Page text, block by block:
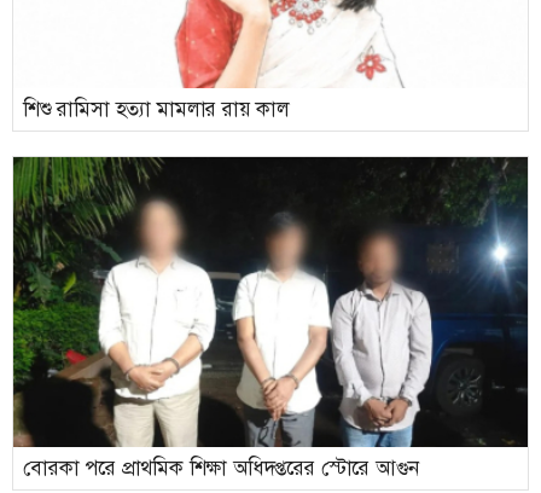
শিশু রামিসা হত্যা মামলার রায় কাল
বোরকা পরে প্রাথমিক শিক্ষা অধিদপ্তরের স্টোরে আগুন